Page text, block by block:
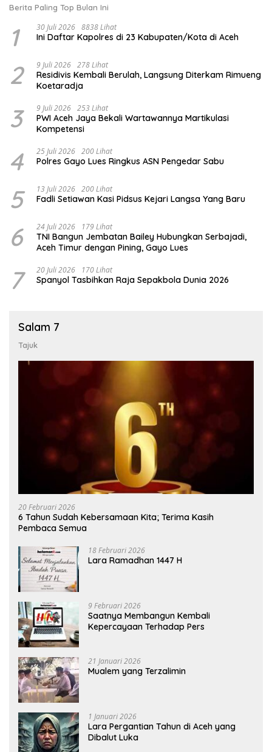
Berita Paling Top Bulan Ini
1 30 Juli 2026 8838 Lihat
Ini Daftar Kapolres di 23 Kabupaten/Kota di Aceh
2 9 Juli 2026 278 Lihat
Residivis Kembali Berulah, Langsung Diterkam Rimueng
Koetaradja
3 9 Juli 2026 253 Lihat
PWI Aceh Jaya Bekali Wartawannya Martikulasi
Kompetensi
4 25 Juli 2026 200 Lihat
Polres Gayo Lues Ringkus ASN Pengedar Sabu
5 13 Juli 2026 200 Lihat
Fadli Setiawan Kasi Pidsus Kejari Langsa Yang Baru
6 24 Juli 2026 179 Lihat
TNI Bangun Jembatan Bailey Hubungkan Serbajadi,
Aceh Timur dengan Pining, Gayo Lues
7 20 Juli 2026 170 Lihat
Spanyol Tasbihkan Raja Sepakbola Dunia 2026
Salam 7
Tajuk
20 Februari 2026
6 Tahun Sudah Kebersamaan Kita; Terima Kasih
Pembaca Semua
18 Februari 2026
Lara Ramadhan 1447 H
9 Februari 2026
Saatnya Membangun Kembali
Kepercayaan Terhadap Pers
21 Januari 2026
Mualem yang Terzalimin
1 Januari 2026
Lara Pergantian Tahun di Aceh yang
Dibalut Luka